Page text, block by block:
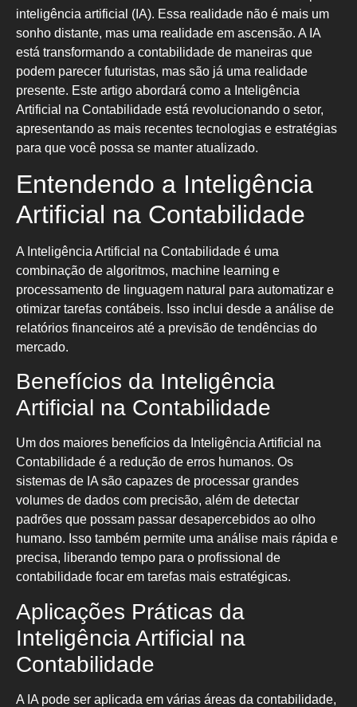
inteligência artificial (IA). Essa realidade não é mais um
sonho distante, mas uma realidade em ascensão. A IA
está transformando a contabilidade de maneiras que
podem parecer futuristas, mas são já uma realidade
presente. Este artigo abordará como a Inteligência
Artificial na Contabilidade está revolucionando o setor,
apresentando as mais recentes tecnologias e estratégias
para que você possa se manter atualizado.
Entendendo a Inteligência
Artificial na Contabilidade
A Inteligência Artificial na Contabilidade é uma
combinação de algoritmos, machine learning e
processamento de linguagem natural para automatizar e
otimizar tarefas contábeis. Isso inclui desde a análise de
relatórios financeiros até a previsão de tendências do
mercado.
Benefícios da Inteligência
Artificial na Contabilidade
Um dos maiores benefícios da Inteligência Artificial na
Contabilidade é a redução de erros humanos. Os
sistemas de IA são capazes de processar grandes
volumes de dados com precisão, além de detectar
padrões que possam passar desapercebidos ao olho
humano. Isso também permite uma análise mais rápida e
precisa, liberando tempo para o profissional de
contabilidade focar em tarefas mais estratégicas.
Aplicações Práticas da
Inteligência Artificial na
Contabilidade
A IA pode ser aplicada em várias áreas da contabilidade,